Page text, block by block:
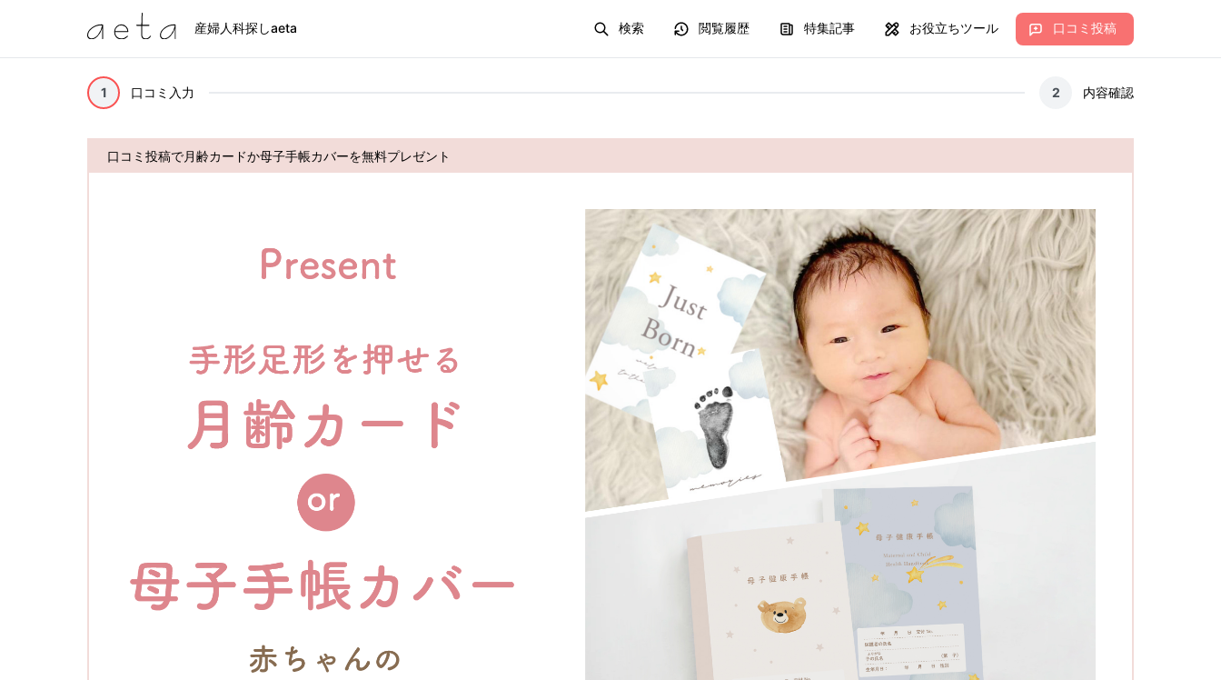
産婦人科探しaeta 検索 閲覧履歴 特集記事 お役立ちツール 口コミ投稿
1 口コミ入力 2 内容確認
口コミ投稿で月齢カードか母子手帳カバーを無料プレゼント